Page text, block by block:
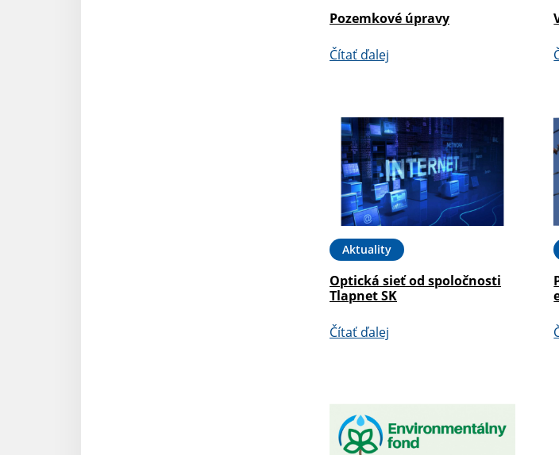
Pozemkové úpravy
Čítať ďalej
Aktuality
Optická sieť od spoločnosti
Tlapnet SK
Čítať ďalej